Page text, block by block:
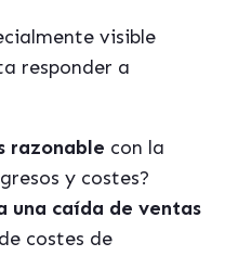
visible
responder a
razonable con la
y costes?
una caída de ventas
costes de